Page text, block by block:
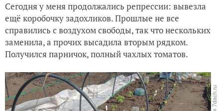
Сегодня у меня продолжались репрессии: вывезла
ещё коробочку задохликов. Прошлые не все
справились с воздухом свободы, так что нескольких
заменила, а прочих высадила вторым рядком.
Получился парничок, полный чахлых томатов.